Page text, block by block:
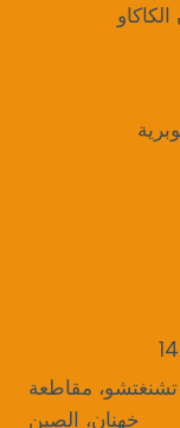
تشنغتشو، مقاطعة
خهنان، الصين